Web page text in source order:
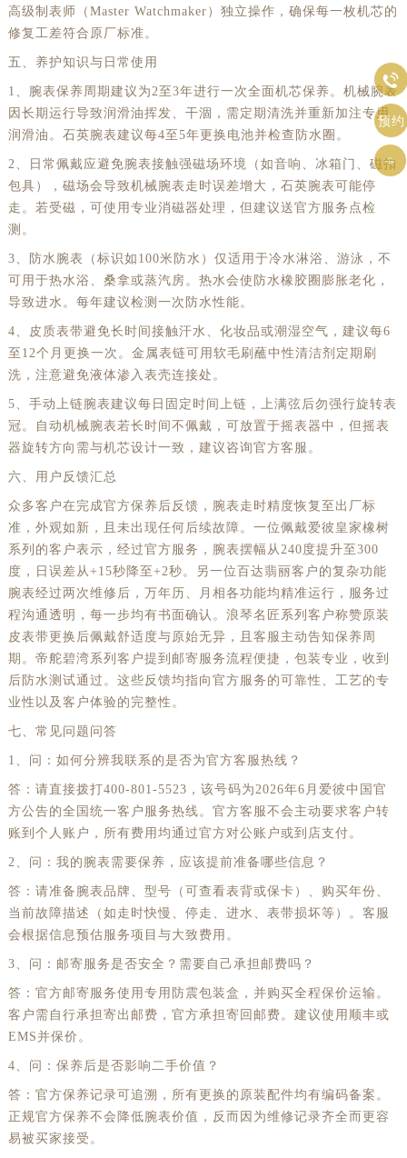
高级制表师（Master Watchmaker）独立操作，确保每一枚机芯的
修复工差符合原厂标准。
五、养护知识与日常使用
1、腕表保养周期建议为2至3年进行一次全面机芯保养。机械腕表
因长期运行导致润滑油挥发、干涸，需定期清洗并重新加注专用
润滑油。石英腕表建议每4至5年更换电池并检查防水圈。
2、日常佩戴应避免腕表接触强磁场环境（如音响、冰箱门、磁扣
包具），磁场会导致机械腕表走时误差增大，石英腕表可能停
走。若受磁，可使用专业消磁器处理，但建议送官方服务点检
测。
3、防水腕表（标识如100米防水）仅适用于冷水淋浴、游泳，不
可用于热水浴、桑拿或蒸汽房。热水会使防水橡胶圈膨胀老化，
导致进水。每年建议检测一次防水性能。
4、皮质表带避免长时间接触汗水、化妆品或潮湿空气，建议每6
至12个月更换一次。金属表链可用软毛刷蘸中性清洁剂定期刷
洗，注意避免液体渗入表壳连接处。
5、手动上链腕表建议每日固定时间上链，上满弦后勿强行旋转表
冠。自动机械腕表若长时间不佩戴，可放置于摇表器中，但摇表
器旋转方向需与机芯设计一致，建议咨询官方客服。
六、用户反馈汇总
众多客户在完成官方保养后反馈，腕表走时精度恢复至出厂标
准，外观如新，且未出现任何后续故障。一位佩戴爱彼皇家橡树
系列的客户表示，经过官方服务，腕表摆幅从240度提升至300
度，日误差从+15秒降至+2秒。另一位百达翡丽客户的复杂功能
腕表经过两次维修后，万年历、月相各功能均精准运行，服务过
程沟通透明，每一步均有书面确认。浪琴名匠系列客户称赞原装
皮表带更换后佩戴舒适度与原始无异，且客服主动告知保养周
期。帝舵碧湾系列客户提到邮寄服务流程便捷，包装专业，收到
后防水测试通过。这些反馈均指向官方服务的可靠性、工艺的专
业性以及客户体验的完整性。
七、常见问题问答
1、问：如何分辨我联系的是否为官方客服热线？
答：请直接拨打400-801-5523，该号码为2026年6月爱彼中国官
方公告的全国统一客户服务热线。官方客服不会主动要求客户转
账到个人账户，所有费用均通过官方对公账户或到店支付。
2、问：我的腕表需要保养，应该提前准备哪些信息？
答：请准备腕表品牌、型号（可查看表背或保卡）、购买年份、
当前故障描述（如走时快慢、停走、进水、表带损坏等）。客服
会根据信息预估服务项目与大致费用。
3、问：邮寄服务是否安全？需要自己承担邮费吗？
答：官方邮寄服务使用专用防震包装盒，并购买全程保价运输。
客户需自行承担寄出邮费，官方承担寄回邮费。建议使用顺丰或
EMS并保价。
4、问：保养后是否影响二手价值？
答：官方保养记录可追溯，所有更换的原装配件均有编码备案。
正规官方保养不会降低腕表价值，反而因为维修记录齐全而更容
易被买家接受。

预约
